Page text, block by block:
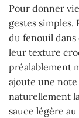
Pour donner
gestes simples.
du fenouil dans
leur texture
préalablement
ajoute une
naturellement
sauce légère